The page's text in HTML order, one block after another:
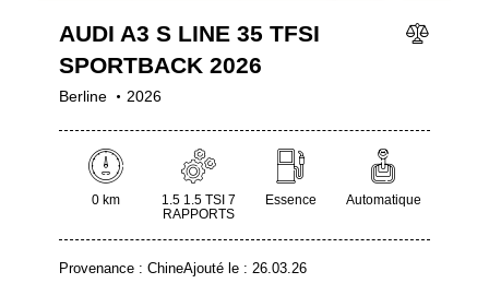
AUDI A3 S LINE 35 TFSI
SPORTBACK 2026
Berline 2026
0 km
1.5 1.5 TSI 7
RAPPORTS
Essence Automatique
Provenance : ChineAjouté le : 26.03.26